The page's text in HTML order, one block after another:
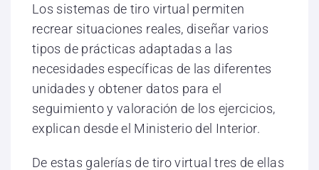
Los sistemas de tiro virtual permiten
recrear situaciones reales, diseñar varios
tipos de prácticas adaptadas a las
necesidades específicas de las diferentes
unidades y obtener datos para el
seguimiento y valoración de los ejercicios,
explican desde el Ministerio del Interior.
De estas galerías de tiro virtual tres de ellas